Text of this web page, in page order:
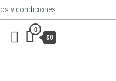
y condiciones
0
$0